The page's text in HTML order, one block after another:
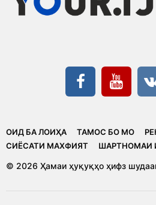
ОИД БА ЛОИҲА ТАМОС БО МО
CИЁСАТИ МАХФИЯТ
ШАРТНОМАИ
© 2026 Ҳамаи ҳуқуқҳо ҳифз